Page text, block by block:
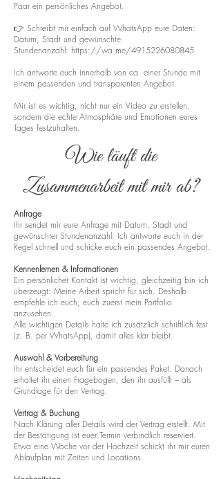
Paar ein persönliches Angebot.
👉 Schreibt mir einfach auf WhatsApp eure Daten:
Datum, Stadt und gewünschte
Stundenanzahl: https://wa.me/4915226080845
Ich antworte euch innerhalb von ca. einer Stunde mit
einem passenden und transparenten Angebot.
Mir ist es wichtig, nicht nur ein Video zu erstellen,
sondern die echte Atmosphäre und Emotionen eures
Tages festzuhalten.
Wie läuft die
Zusammenarbeit mit mir ab?
Anfrage
Ihr sendet mir eure Anfrage mit Datum, Stadt und
gewünschter Stundenanzahl. Ich antworte euch in der
Regel schnell und schicke euch ein passendes Angebot.
Kennenlernen & Informationen
Ein persönlicher Kontakt ist wichtig, gleichzeitig bin ich
überzeugt: Meine Arbeit spricht für sich. Deshalb
empfehle ich euch, euch zuerst mein Portfolio
anzusehen.
Alle wichtigen Details halte ich zusätzlich schriftlich fest
(z. B. per WhatsApp), damit alles klar bleibt.
Auswahl & Vorbereitung
Ihr entscheidet euch für ein passendes Paket. Danach
erhaltet ihr einen Fragebogen, den ihr ausfüllt – als
Grundlage für den Vertrag.
Vertrag & Buchung
Nach Klärung aller Details wird der Vertrag erstellt. Mit
der Bestätigung ist euer Termin verbindlich reserviert.
Etwa eine Woche vor der Hochzeit schickt ihr mir euren
Ablaufplan mit Zeiten und Locations.